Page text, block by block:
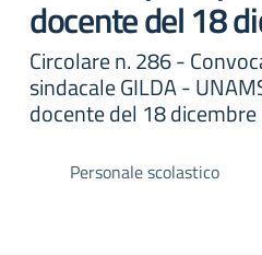
docente del 18
Circolare n. 286 -
sindacale GILDA -
docente del 18
Personale scolastico